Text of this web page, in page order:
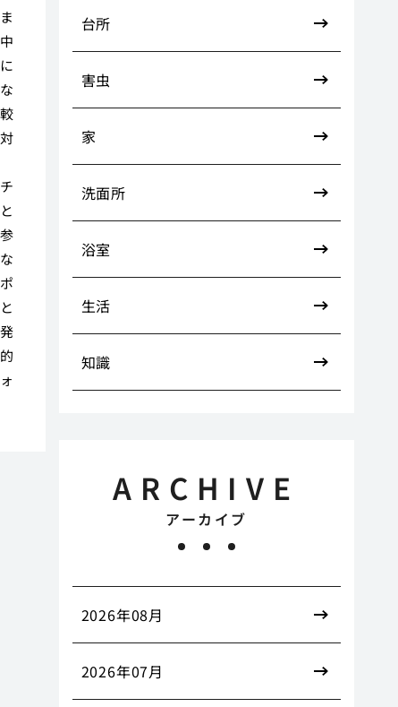
台所
害虫
家
洗面所
浴室
生活
知識
ARCHIVE
アーカイブ
2026年08月
2026年07月